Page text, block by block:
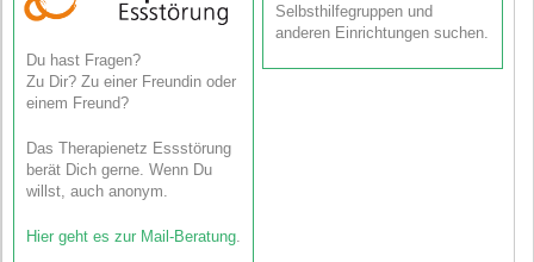
Du hast Fragen?
Zu Dir? Zu einer Freundin oder
einem Freund?
Das Therapienetz Essstörung
berät Dich gerne. Wenn Du
willst, auch anonym.
Hier geht es zur Mail-Beratung.
Selbsthilfegruppen und
anderen Einrichtungen suchen.